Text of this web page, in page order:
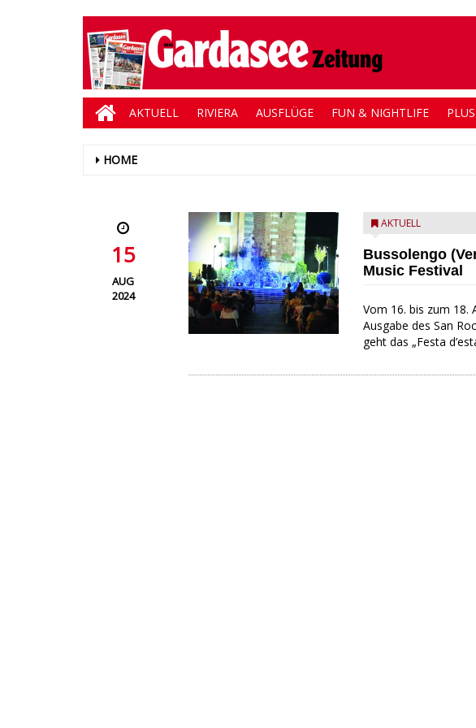
AKTUELL RIVIERA AUSFLÜGE FUN & NIGHTLIFE PLUS
HOME
15
AUG
2024
AKTUELL
Bussolengo
Music Festival
Vom 16. bis zum 18.
Ausgabe des San
geht das „Festa